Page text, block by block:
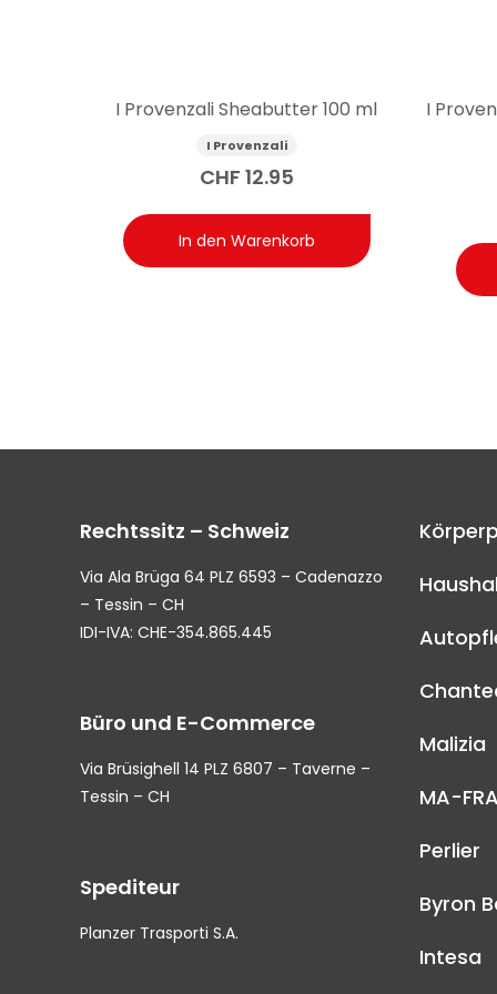
I Provenzali Sheabutter 100 ml
I Provenzali
CHF 12.95
In den Warenkorb
I
Rechtssitz – Schweiz
Via Ala Brüga 64 PLZ 6593 – Cadenazzo
– Tessin – CH
IDI-IVA: CHE-354.865.445
Büro und E-Commerce
Via Brüsighell 14 PLZ 6807 – Taverne –
Tessin – CH
Spediteur
Planzer Trasporti S.A.
Malizia
MA-FRA
Perlier
Byron
Intesa